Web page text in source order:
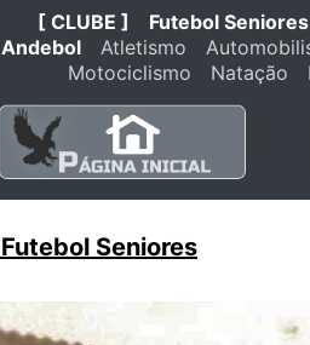
[ CLUBE ] Futebol Seniores
Andebol
Atletismo
Motociclismo
Natação
Futebol Seniores